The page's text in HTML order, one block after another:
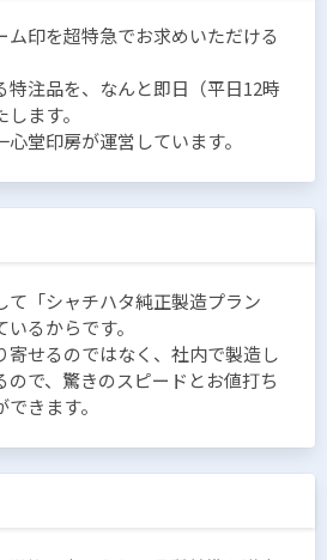
印を超特急でお求めいただける
特注品を、なんと即日（平日12時
ます。
堂印房が運営しています。
て「シャチハタ純正製造プラン
るからです。
寄せるのではなく、社内で製造し
ので、驚きのスピードとお値打ち
きます。